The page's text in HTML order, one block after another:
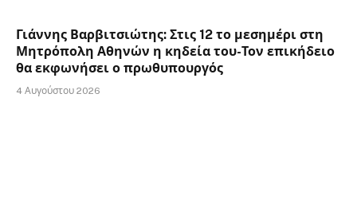
Γιάννης Βαρβιτσιώτης: Στις 12 το μεσημέρι στη
Μητρόπολη Αθηνών η κηδεία του-Τον επικήδειο
θα εκφωνήσει ο πρωθυπουργός
4 Αυγούστου 2026